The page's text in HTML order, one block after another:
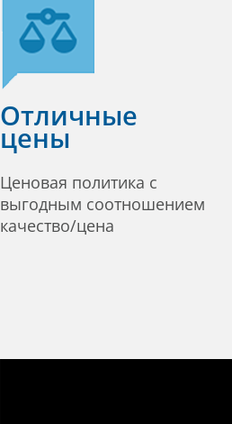
Отличные
цены
Ценовая политика с
выгодным соотношением
качество/цена